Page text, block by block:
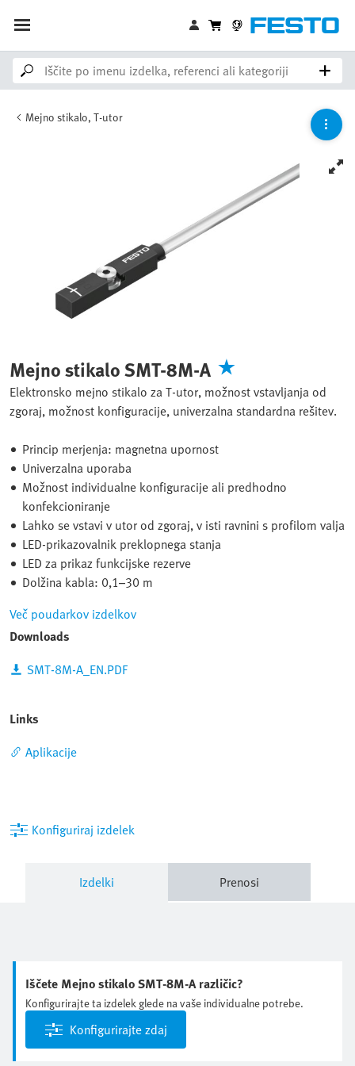
Mejno stikalo, T-utor
Mejno stikalo SMT-8M-A
Elektronsko mejno stikalo za T-utor, možnost vstavljanja od
zgoraj, možnost konfiguracije, univerzalna standardna rešitev.
Princip merjenja: magnetna upornost
Univerzalna uporaba
Možnost individualne konfiguracije ali predhodno
konfekcioniranje
Lahko se vstavi v utor od zgoraj, v isti ravnini s profilom valja
LED-prikazovalnik preklopnega stanja
LED za prikaz funkcijske rezerve
Dolžina kabla: 0,1–30 m
Več poudarkov izdelkov
Downloads
SMT-8M-A_EN.PDF
Links
Aplikacije
Konfiguriraj izdelek
Izdelki Prenosi
Iščete Mejno stikalo SMT-8M-A različic?
Konfigurirajte ta izdelek glede na vaše individualne potrebe.
Konfigurirajte zdaj